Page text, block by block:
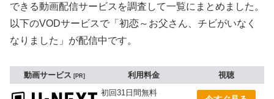
できる動画配信サービスを調査して一覧にまとめました。
以下のVODサービスで「初恋～お父さん、チビがいなく
なりました」が配信中です。
動画サービス PR 利用料金
視聴
初回31日間無料